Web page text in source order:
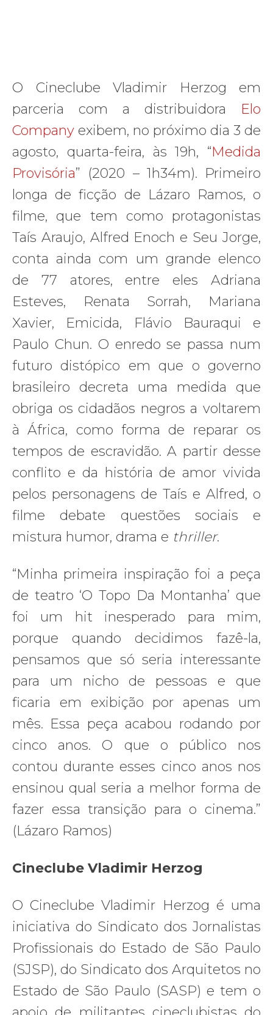
O Cineclube Vladimir Herzog em
parceria com a distribuidora Elo
Company exibem, no próximo dia 3 de
agosto, quarta-feira, às 19h, “Medida
Provisória” (2020 – 1h34m). Primeiro
longa de ficção de Lázaro Ramos, o
filme, que tem como protagonistas
Taís Araujo, Alfred Enoch e Seu Jorge,
conta ainda com um grande elenco
de 77 atores, entre eles Adriana
Esteves, Renata Sorrah, Mariana
Xavier, Emicida, Flávio Bauraqui e
Paulo Chun. O enredo se passa num
futuro distópico em que o governo
brasileiro decreta uma medida que
obriga os cidadãos negros a voltarem
à África, como forma de reparar os
tempos de escravidão. A partir desse
conflito e da história de amor vivida
pelos personagens de Taís e Alfred, o
filme debate questões sociais e
mistura humor, drama e thriller.
“Minha primeira inspiração foi a peça
de teatro ‘O Topo Da Montanha’ que
foi um hit inesperado para mim,
porque quando decidimos fazê-la,
pensamos que só seria interessante
para um nicho de pessoas e que
ficaria em exibição por apenas um
mês. Essa peça acabou rodando por
cinco anos. O que o público nos
contou durante esses cinco anos nos
ensinou qual seria a melhor forma de
fazer essa transição para o cinema.”
(Lázaro Ramos)
Cineclube Vladimir Herzog
O Cineclube Vladimir Herzog é uma
iniciativa do Sindicato dos Jornalistas
Profissionais do Estado de São Paulo
(SJSP), do Sindicato dos Arquitetos no
Estado de São Paulo (SASP) e tem o